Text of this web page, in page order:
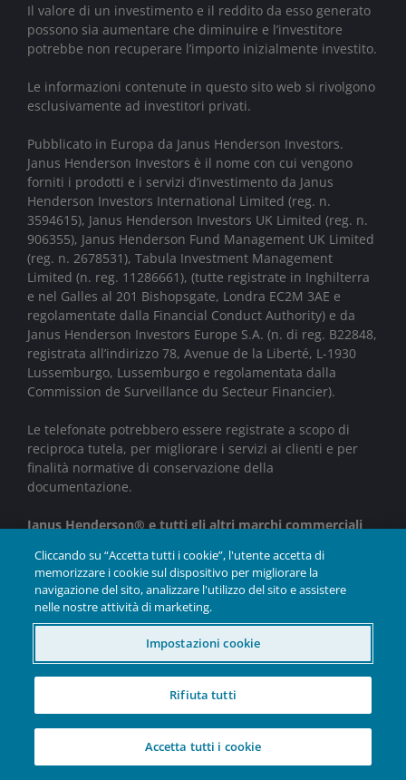
Il valore di un investimento e il reddito da esso generato
possono sia aumentare che diminuire e l’investitore
potrebbe non recuperare l’importo inizialmente investito.
Le informazioni contenute in questo sito web si rivolgono
esclusivamente ad investitori privati.
Pubblicato in Europa da Janus Henderson Investors.
Janus Henderson Investors è il nome con cui vengono
forniti i prodotti e i servizi d’investimento da Janus
Henderson Investors International Limited (reg. n.
3594615), Janus Henderson Investors UK Limited (reg. n.
906355), Janus Henderson Fund Management UK Limited
(reg. n. 2678531), Tabula Investment Management
Limited (n. reg. 11286661), (tutte registrate in Inghilterra
e nel Galles al 201 Bishopsgate, Londra EC2M 3AE e
regolamentate dalla Financial Conduct Authority) e da
Janus Henderson Investors Europe S.A. (n. di reg. B22848,
registrata all’indirizzo 78, Avenue de la Liberté, L-1930
Lussemburgo, Lussemburgo e regolamentata dalla
Commission de Surveillance du Secteur Financier).
Le telefonate potrebbero essere registrate a scopo di
reciproca tutela, per migliorare i servizi ai clienti e per
finalità normative di conservazione della
documentazione.
Janus Henderson® e tutti gli altri marchi commerciali
commerciali di Janus Henderson Group Ltd. o di una
delle sue controllate. © Janus Henderson Group Ltd.
INVESTIRE IN UN
FUTURO MIGLIOREINSIEME
Cliccando su “Accetta tutti i cookie”, l'utente accetta di
memorizzare i cookie sul dispositivo per migliorare la
navigazione del sito, analizzare l'utilizzo del sito e assistere
nelle nostre attività di marketing.
Impostazioni cookie
Rifiuta tutti
Accetta tutti i cookie